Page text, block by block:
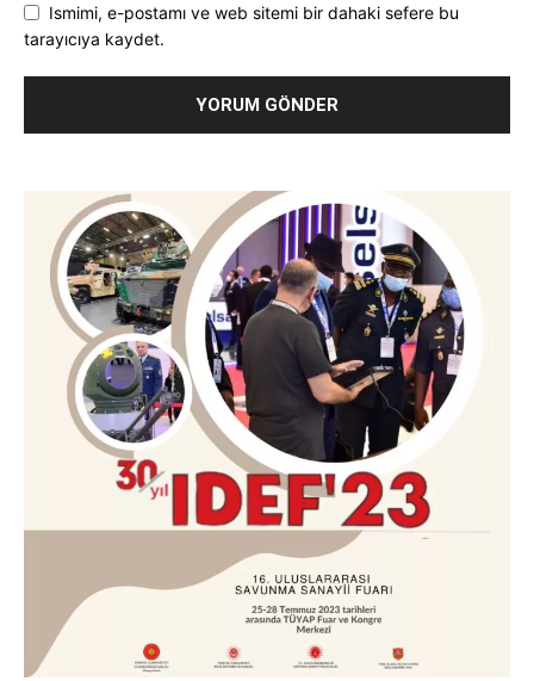
Ismimi, e-postamı ve web sitemi bir dahaki sefere bu
tarayıcıya kaydet.